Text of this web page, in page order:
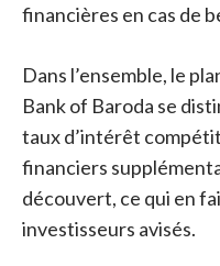
financières en cas de
Dans l’ensemble, le
Bank of Baroda se
taux d’intérêt
financiers
découvert, ce qui en
investisseurs avisés.